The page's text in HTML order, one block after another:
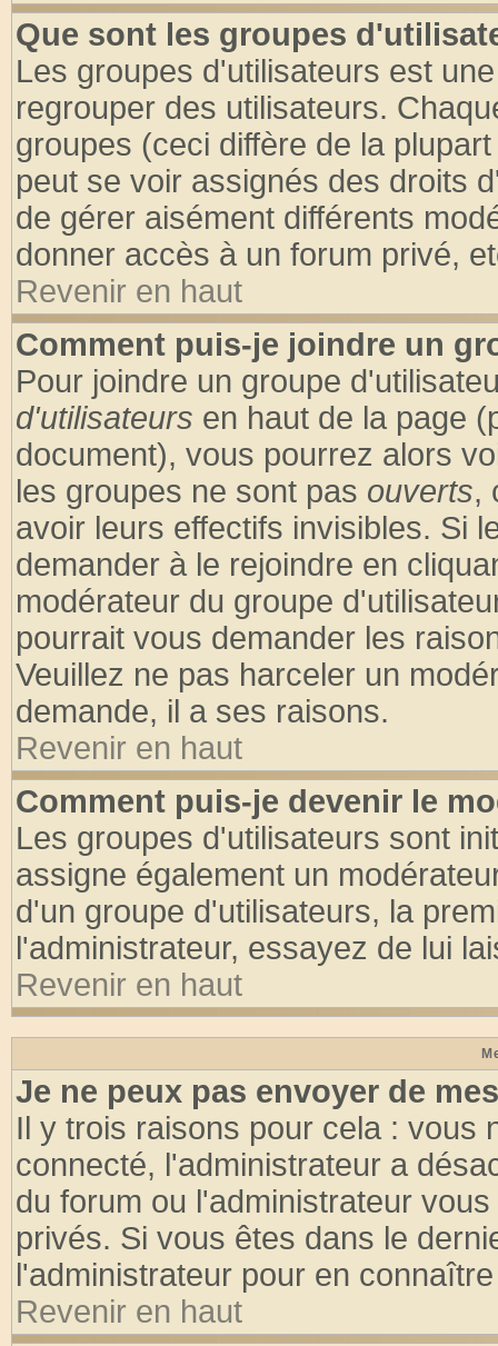
Que sont les groupes
Les groupes d'utilisateurs est
regrouper des utilisateurs.
groupes (ceci diffère de la
peut se voir assignés des droits
de gérer aisément différents
donner accès à un forum privé,
Revenir en haut
Comment puis-je joindre un
Pour joindre un groupe
d'utilisateurs en haut de la page
document), vous pourrez alors
les groupes ne sont pas ouverts,
avoir leurs effectifs invisibles. Si
demander à le rejoindre en
modérateur du groupe
pourrait vous demander les
Veuillez ne pas harceler un
demande, il a ses raisons.
Revenir en haut
Comment puis-je devenir le
Les groupes d'utilisateurs sont
assigne également un
d'un groupe d'utilisateurs, la
l'administrateur, essayez de lui
Revenir en haut
Je ne peux pas envoyer de
Il y trois raisons pour cela : vous
connecté, l'administrateur a
du forum ou l'administrateur
privés. Si vous êtes dans le
l'administrateur pour en
Revenir en haut